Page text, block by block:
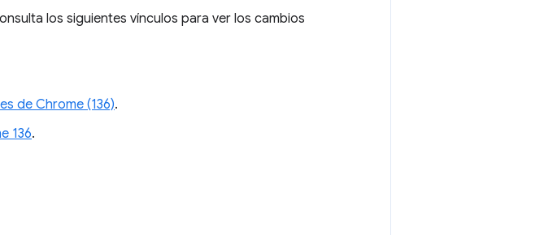
los siguientes vínculos para ver los cambios
de Chrome (136).
136.